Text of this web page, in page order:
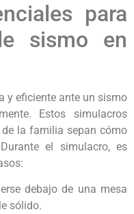
para
sismo en
y eficiente ante un sismo
Estos simulacros
la familia sepan cómo
el simulacro, es
debajo de una mesa
sólido.